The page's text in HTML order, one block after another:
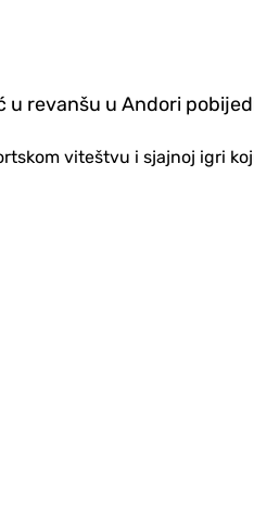
revanšu u Andori
viteštvu i sjajnoj igri